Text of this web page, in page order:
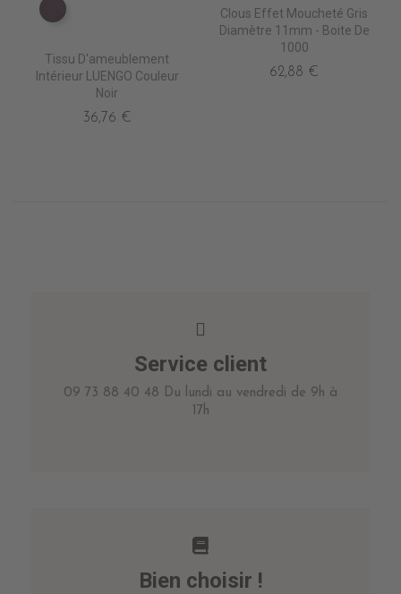
TA5210 AUBERGINE
Tissu D'ameublement
Intérieur LUENGO Couleur
Noir
36,76 €
Clous Effet Moucheté Gris
Diamètre 11mm - Boite De
1000
62,88 €
Service client
09 73 88 40 48 Du lundi au vendredi de 9h à
17h
Bien choisir !